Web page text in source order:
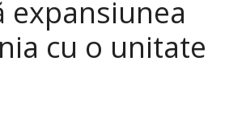
expansiunea
cu o unitate